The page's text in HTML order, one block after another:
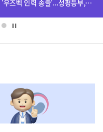
(설명) 프레시안, "인신매매방지법 걸린 '우즈벡 인력 송출'...성평등부,노동·법무부에 개선 요청" 관련